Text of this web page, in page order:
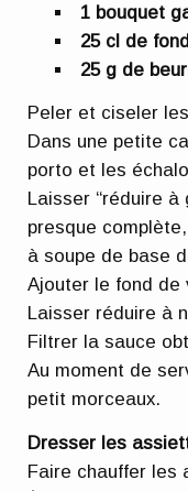
1 bouquet
25 cl de
25 g de
Peler et ciseler
Dans une petite
porto et les
Laisser “réduire à
presque
à soupe de base
Ajouter le fond de
Laisser réduire à
Filtrer la sauce
Au moment de
petit morceaux.
Dresser les
Faire chauffer les